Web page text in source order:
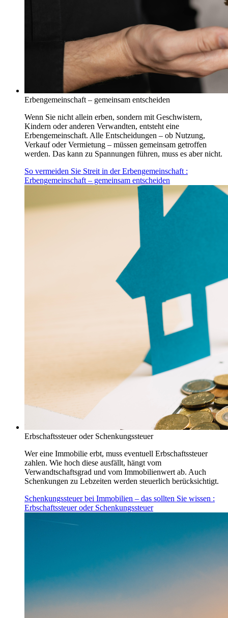
Erbengemeinschaft – gemeinsam entscheiden
Wenn Sie nicht allein erben, sondern mit Geschwistern,
Kindern oder anderen Verwandten, entsteht eine
Erbengemeinschaft. Alle Entscheidungen – ob Nutzung,
Verkauf oder Vermietung – müssen gemeinsam getroffen
werden. Das kann zu Spannungen führen, muss es aber nicht.
So vermeiden Sie Streit in der Erbengemeinschaft :
Erbengemeinschaft – gemeinsam entscheiden
Erbschaftssteuer oder Schenkungssteuer
Wer eine Immobilie erbt, muss eventuell Erbschaftssteuer
zahlen. Wie hoch diese ausfällt, hängt vom
Verwandtschaftsgrad und vom Immobilienwert ab. Auch
Schenkungen zu Lebzeiten werden steuerlich berücksichtigt.
Schenkungssteuer bei Immobilien – das sollten Sie wissen :
Erbschaftssteuer oder Schenkungssteuer